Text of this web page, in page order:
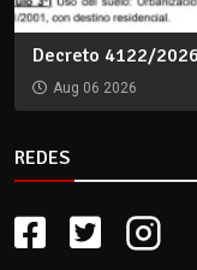
Decreto 4122/
Aug 06 2026
REDES